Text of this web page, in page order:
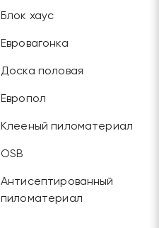
Блок хаус
Евровагонка
Доска половая
Европол
Клееный пиломатериал
OSB
Антисептированный
пиломатериал